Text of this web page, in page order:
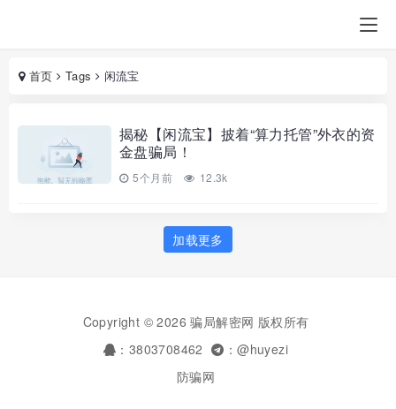
首页 Tags 闲流宝
揭秘【闲流宝】披着“算力托管”外衣的资
金盘骗局！
5个月前 12.3k
加载更多
Copyright © 2026 骗局解密网 版权所有
：3803708462
：@huyezi
防骗网